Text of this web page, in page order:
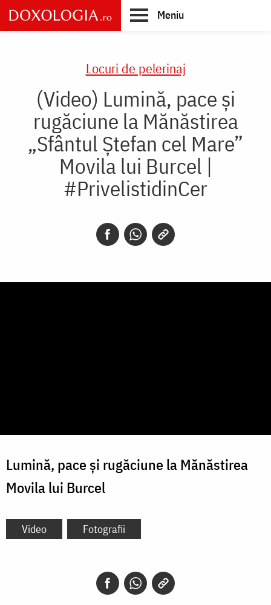
Skip
to
main
Meniu
Locuri de pelerinaj
(Video) Lumină, pace și
rugăciune la Mănăstirea
„Sfântul Ștefan cel Mare”
Movila lui Burcel |
#PrivelistidinCer
Lumină, pace și rugăciune la Mănăstirea
Movila lui Burcel
Video Fotografii